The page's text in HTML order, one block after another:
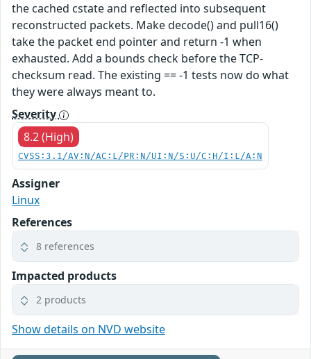
the cached cstate and reflected into subsequent
reconstructed packets. Make decode() and pull16()
take the packet end pointer and return -1 when
exhausted. Add a bounds check before the TCP-
checksum read. The existing == -1 tests now do what
they were always meant to.
Severity
8.2 (High)
CVSS:3.1/AV:N/AC:L/PR:N/UI:N/S:U/C:H/I:L/A:N
Assigner
Linux
References
8 references
Impacted products
2 products
Show details on NVD website